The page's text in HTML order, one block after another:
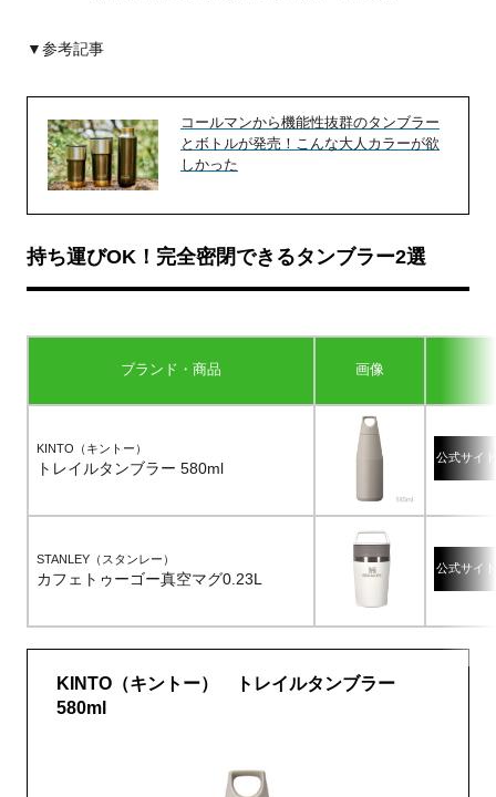
▼参考記事
コールマンから機能性抜群のタンブラー
とボトルが発売！こんな大人カラーが欲
しかった
持ち運びOK！完全密閉できるタンブラー2選
ブランド・商品 画像
KINTO（キントー）
トレイルタンブラー 580ml
公式サイト
STANLEY（スタンレー）
カフェトゥーゴー真空マグ0.23L
公式サイト
KINTO（キントー） トレイルタンブラー
580ml